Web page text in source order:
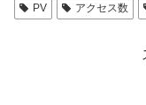
PV アクセス数